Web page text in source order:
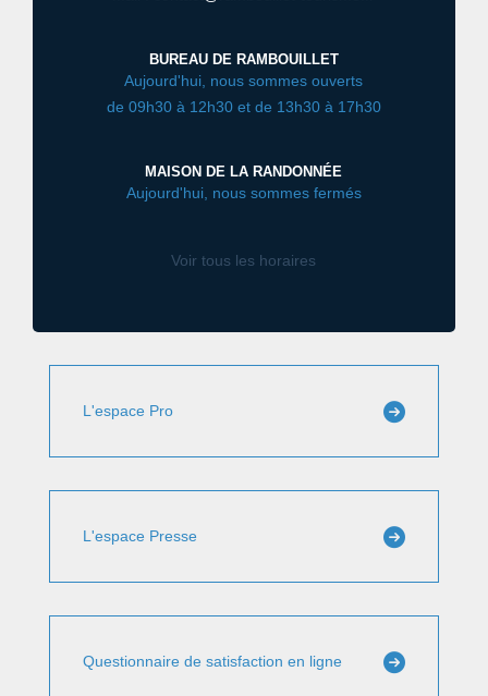
BUREAU DE RAMBOUILLET
Aujourd'hui, nous sommes ouverts
de 09h30 à 12h30 et de 13h30 à 17h30
MAISON DE LA RANDONNÉE
Aujourd'hui, nous sommes fermés
Voir tous les horaires
L'espace Pro
L'espace Presse
Questionnaire de satisfaction en ligne